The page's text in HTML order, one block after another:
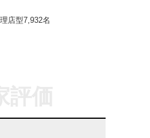
店型7,932名